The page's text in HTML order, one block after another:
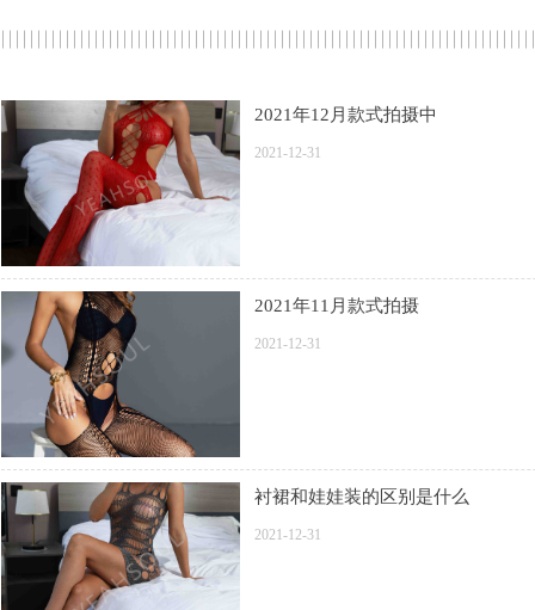
2021年12月款式拍摄中
2021-12-31
2021年11月款式拍摄
2021-12-31
衬裙和娃娃装的区别是什么
2021-12-31